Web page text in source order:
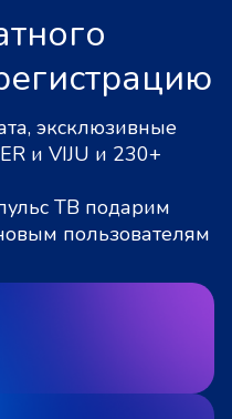
эксклюзивные
и VIJU и 230+
ТВ подарим
пользователям